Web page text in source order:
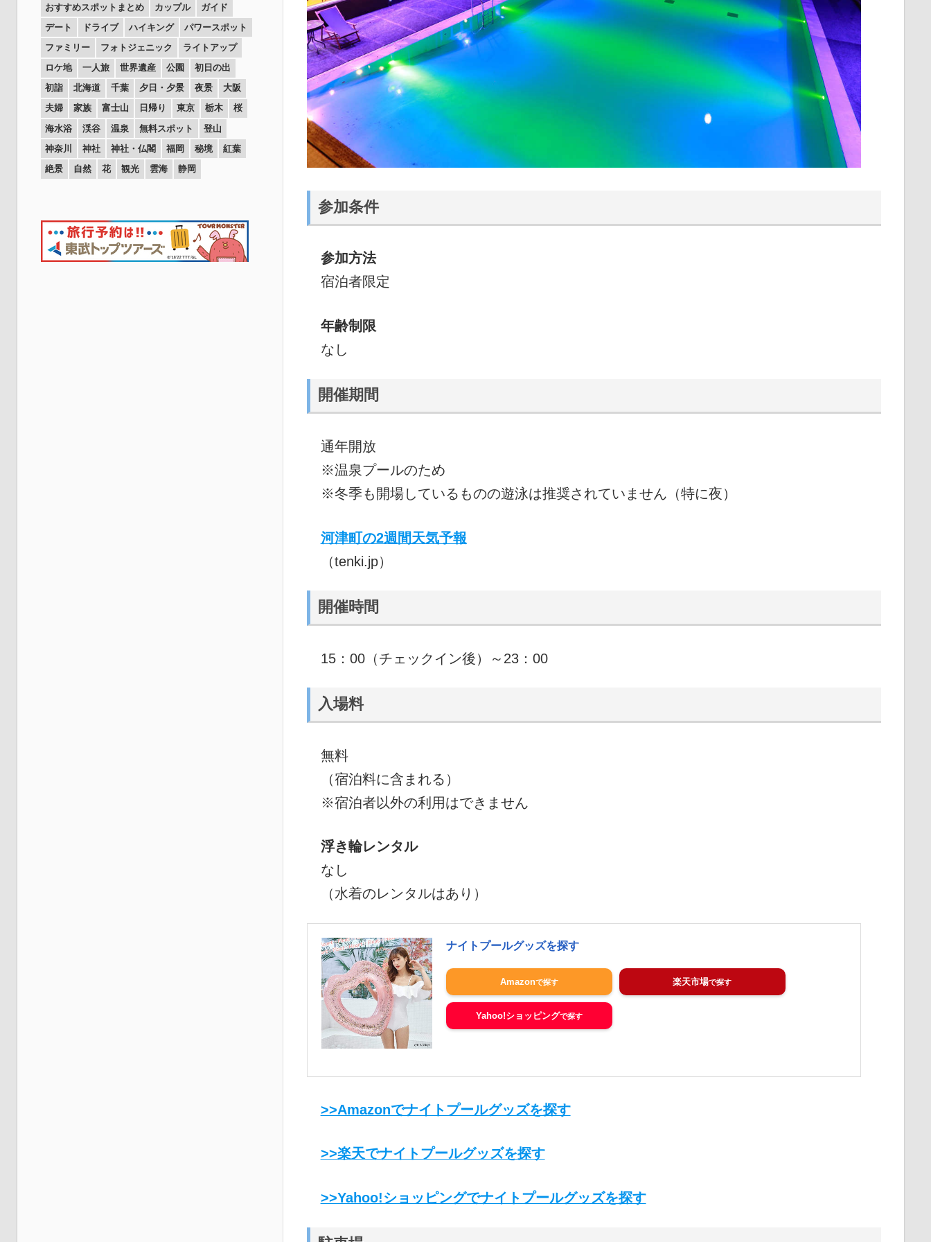
参加条件
参加方法
宿泊者限定
年齢制限
なし
開催期間
通年開放
※温泉プールのため
※冬季も開場しているものの遊泳は推奨されていません（特に夜）
河津町の2週間天気予報
（tenki.jp）
開催時間
15：00（チェックイン後）～23：00
入場料
無料
（宿泊料に含まれる）
※宿泊者以外の利用はできません
浮き輪レンタル
なし
（水着のレンタルはあり）
ナイトプールグッズを探す
Amazon 楽天市場
Yahoo!ショッピング
>>Amazonでナイトプールグッズを探す
>>楽天でナイトプールグッズを探す
>>Yahoo!ショッピングでナイトプールグッズを探す
おすすめスポットまとめ カップル
ガイド
デート
ドライブ ハイキング
パワースポット
ファミリー
フォトジェニック
ライトアップ
ロケ地
一人旅 世界遺産 公園
初日の出
初詣
北海道 千葉 夕日・夕景 夜景
大阪
夫婦
家族 富士山 日帰り 東京 栃木
桜
海水浴
渓谷 温泉 無料スポット
登山
神奈川
神社 神社・仏閣 福岡 秘境
紅葉
絶景
自然 花 観光 雲海 静岡